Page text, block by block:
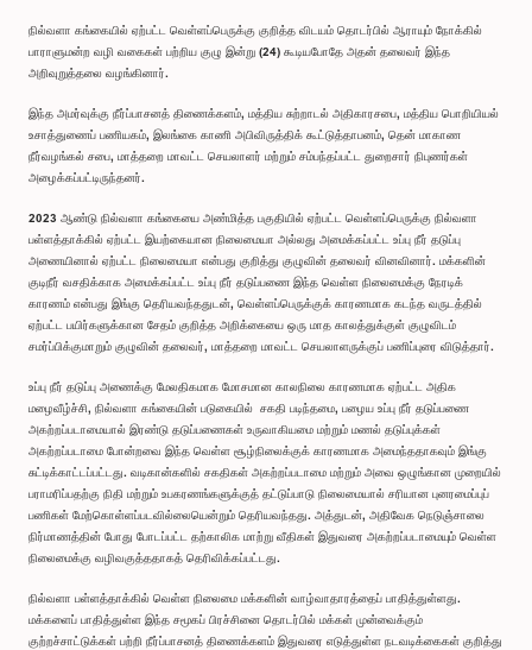
நில்வளா கங்கையில் ஏற்பட்ட வெள்ளப்பெருக்கு குறித்த விடயம் தொடர்பில் ஆராயும் நோக்கில்
பாராளுமன்ற வழி வகைகள் பற்றிய குழு இன்று (24) கூடியபோதே அதன் தலைவர் இந்த
அறிவுறுத்தலை வழங்கினார்.
இந்த அமர்வுக்கு நீர்ப்பாசனத் திணைக்களம், மத்திய சுற்றாடல் அதிகாரசபை, மத்திய பொறியியல்
உசாத்துணைப் பணியகம், இலங்கை காணி அபிவிருத்திக் கூட்டுத்தாபனம், தென் மாகாண
நீர்வழங்கல் சபை, மாத்தறை மாவட்ட செயலாளர் மற்றும் சம்பந்தப்பட்ட துறைசார் நிபுணர்கள்
அழைக்கப்பட்டிருந்தனர்.
2023 ஆண்டு நில்வளா கங்கையை அண்மித்த பகுதியில் ஏற்பட்ட வெள்ளப்பெருக்கு நில்வளா
பள்ளத்தாக்கில் ஏற்பட்ட இயற்கையான நிலைமையா அல்லது அமைக்கப்பட்ட உப்பு நீர் தடுப்பு
அணையினால் ஏற்பட்ட நிலைமையா என்பது குறித்து குழுவின் தலைவர் வினவினார். மக்களின்
குடிநீர் வசதிக்காக அமைக்கப்பட்ட உப்பு நீர் தடுப்பணை இந்த வெள்ள நிலைமைக்கு நேரடிக்
காரணம் என்பது இங்கு தெரியவந்ததுடன், வெள்ளப்பெருக்குக் காரணமாக கடந்த வருடத்தில்
ஏற்பட்ட பயிர்களுக்கான சேதம் குறித்த அறிக்கையை ஒரு மாத காலத்துக்குள் குழுவிடம்
சமர்ப்பிக்குமாறும் குழுவின் தலைவர், மாத்தறை மாவட்ட செயலாளருக்குப் பணிப்புரை விடுத்தார்.
உப்பு நீர் தடுப்பு அணைக்கு மேலதிகமாக மோசமான காலநிலை காரணமாக ஏற்பட்ட அதிக
மழைவீழ்ச்சி, நில்வளா கங்கையின் படுகையில் சகதி படிந்தமை, பழைய உப்பு நீர் தடுப்பணை
அகற்றப்படாமையால் இரண்டு தடுப்பணைகள் உருவாகியமை மற்றும் மணல் தடுப்புக்கள்
அகற்றப்படாமை போன்றவை இந்த வெள்ள சூழ்நிலைக்குக் காரணமாக அமைந்ததாகவும் இங்கு
சுட்டிக்காட்டப்பட்டது. வடிகான்களில் சகதிகள் அகற்றப்படாமை மற்றும் அவை ஒழுங்கான முறையில்
பராமரிப்பதற்கு நிதி மற்றும் உபகரணங்களுக்குத் தட்டுப்பாடு நிலைமையால் சரியான புனரமைப்புப்
பணிகள் மேற்கொள்ளப்படவில்லையென்றும் தெரியவந்தது. அத்துடன், அதிவேக நெடுஞ்சாலை
நிர்மாணத்தின் போது போடப்பட்ட தற்காலிக மாற்று வீதிகள் இதுவரை அகற்றப்படாமையும் வெள்ள
நிலைமைக்கு வழிவகுத்ததாகத் தெரிவிக்கப்பட்டது.
நில்வளா பள்ளத்தாக்கில் வெள்ள நிலைமை மக்களின் வாழ்வாதாரத்தைப் பாதித்துள்ளது.
மக்களைப் பாதித்துள்ள இந்த சமூகப் பிரச்சினை தொடர்பில் மக்கள் முன்வைக்கும்
குற்றச்சாட்டுக்கள் பற்றி நீர்ப்பாசனத் திணைக்களம் இதுவரை எடுத்துள்ள நடவடிக்கைகள் குறித்து